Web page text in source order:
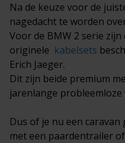
Na de keuze voor de
nagedacht te worden
Voor de BMW 2 serie
originele kabelsets
Erich Jaeger.
Dit zijn beide premium
jarenlange
Dus of je nu een
met een paardentrailer